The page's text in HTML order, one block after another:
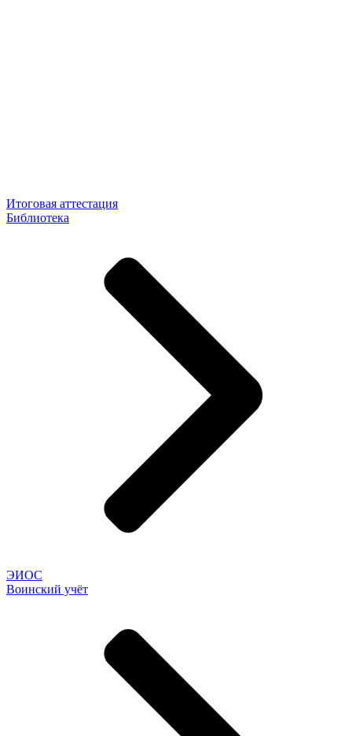
Итоговая аттестация
Библиотека
ЭИОС
Воинский учёт